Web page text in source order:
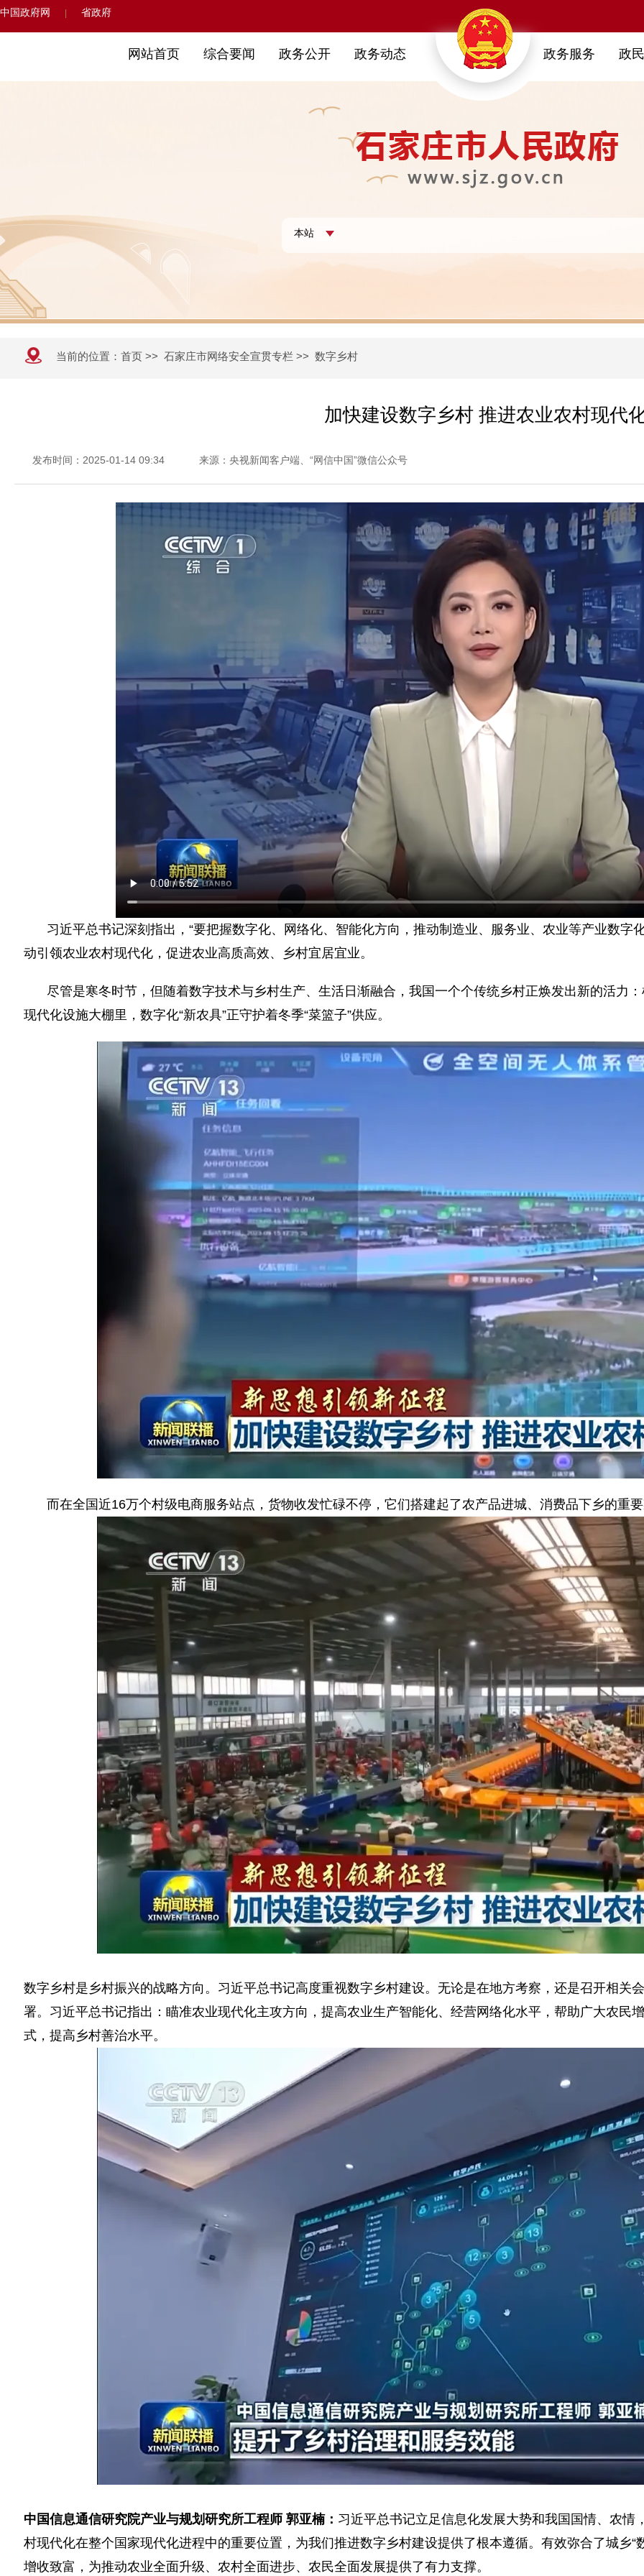
中国政府网 省政府
网站首页 综合要闻 政务公开 政务动态 政务服务 政
当前的位置： 首页 >> 石家庄市网络安全宣贯专栏 >> 数字乡村
加快建设数字乡村 推进农业农村现代
发布时间：2025-01-14 09:34 来源：央视新闻客户端、“网信中国”微信公众号
习近平总书记深刻指出，“要把握数字化、网络化、智能化方向，推动制造业、服务业、农业等产业数字
动引领农业农村现代化，促进农业高质高效、乡村宜居宜业。
尽管是寒冬时节，但随着数字技术与乡村生产、生活日渐融合，我国一个个传统乡村正焕发出新的活力
现代化设施大棚里，数字化“新农具”正守护着冬季“菜篮子”供应。
而在全国近16万个村级电商服务站点，货物收发忙碌不停，它们搭建起了农产品进城、消费品下乡的重
数字乡村是乡村振兴的战略方向。习近平总书记高度重视数字乡村建设。无论是在地方考察，还是召开相关
署。习近平总书记指出：瞄准农业现代化主攻方向，提高农业生产智能化、经营网络化水平，帮助广大农民
式，提高乡村善治水平。
中国信息通信研究院产业与规划研究所工程师 郭亚楠： 习近平总书记立足信息化发展大势和我国国情、农
村现代化在整个国家现代化进程中的重要位置，为我们推进数字乡村建设提供了根本遵循。有效弥合了城乡
增收致富，为推动农业全面升级、农村全面进步、农民全面发展提供了有力支撑。